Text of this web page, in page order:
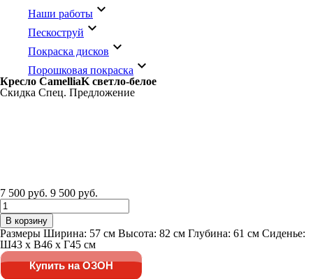
Наши работы keyboard_arrow_down
Пескоструй keyboard_arrow_down
Покраска дисков keyboard_arrow_down
Порошковая покраска keyboard_arrow_down
Кресло CamelliaK светло-белое
Скидка Спец. Предложение
7 500 руб. 9 500 руб.
В корзину
Размеры Ширина: 57 см Высота: 82 см Глубина: 61 см Сиденье:
Ш43 x В46 x Г45 см
Купить на ОЗОН